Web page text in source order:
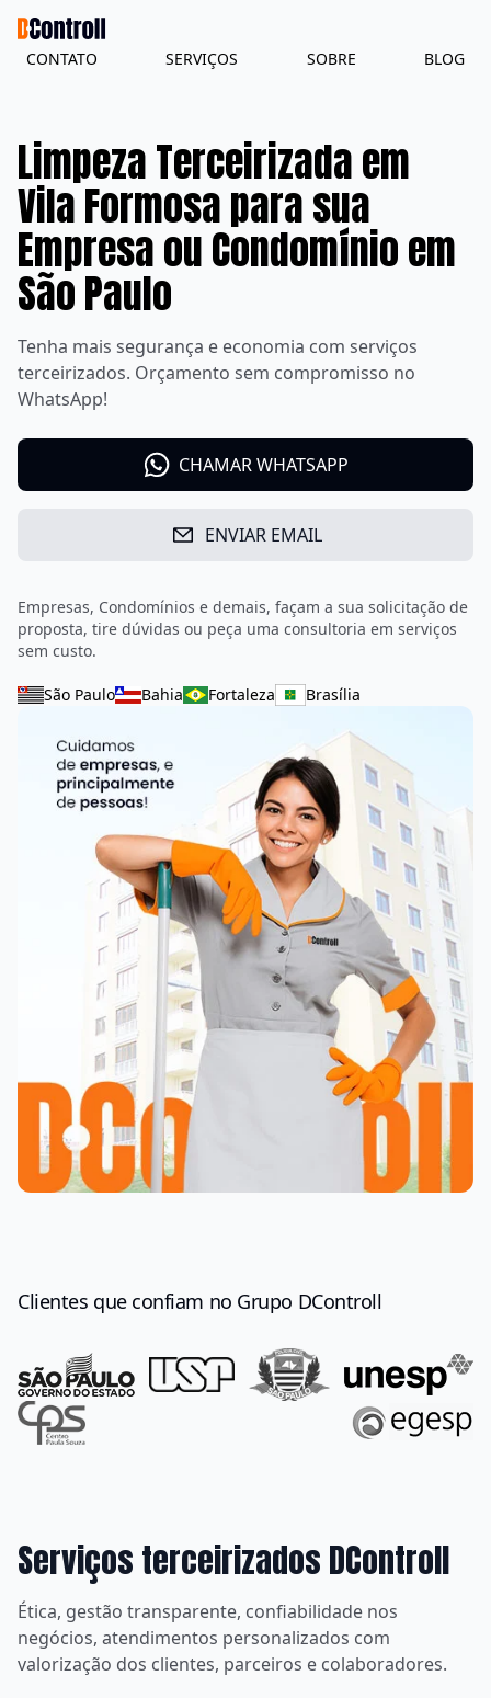
CONTATO SERVIÇOS SOBRE BLOG
Limpeza Terceirizada em
Vila Formosa para sua
Empresa ou Condomínio em
São Paulo
Tenha mais segurança e economia com serviços
terceirizados. Orçamento sem compromisso no
WhatsApp!
CHAMAR WHATSAPP
ENVIAR EMAIL
Empresas, Condomínios e demais, façam a sua solicitação de
proposta, tire dúvidas ou peça uma consultoria em serviços
sem custo.
São Paulo Bahia Fortaleza Brasília
Clientes que confiam no Grupo DControll
Serviços terceirizados DControll
Ética, gestão transparente, confiabilidade nos
negócios, atendimentos personalizados com
valorização dos clientes, parceiros e colaboradores.